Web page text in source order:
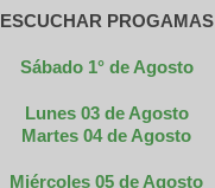
ESCUCHAR PROGAMAS
Sábado 1° de Agosto
Lunes 03 de Agosto
Martes 04 de Agosto
Miércoles 05 de Agosto